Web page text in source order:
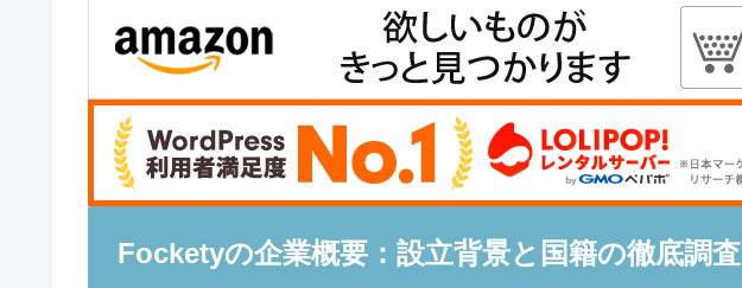
Focketyの企業概要：設立背景と国籍の徹底調査